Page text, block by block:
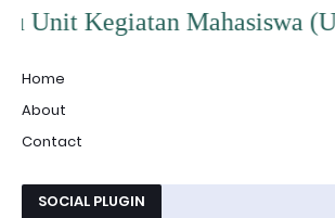
Mahasiswa (UKM) di
Home
About
Contact
SOCIAL PLUGIN